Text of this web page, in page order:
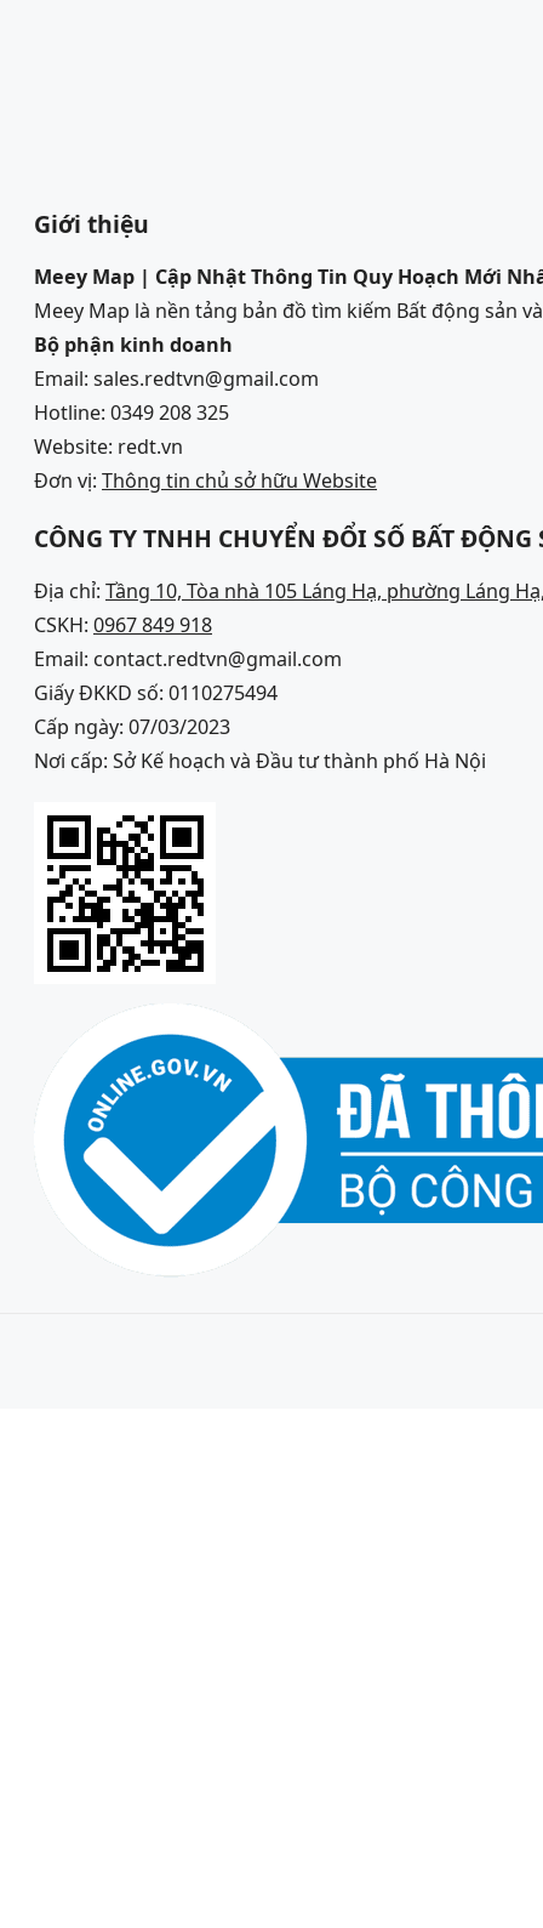
Giới thiệu
Meey Map | Cập Nhật Thông Tin Quy Hoạch Mới
Meey Map là nền tảng bản đồ tìm kiếm Bất động sản
Bộ phận kinh doanh
Email: sales.redtvn@gmail.com
Hotline: 0349 208 325
Website: redt.vn
Đơn vị: Thông tin chủ sở hữu Website
CÔNG TY TNHH CHUYỂN ĐỔI SỐ BẤT ĐỘNG
Địa chỉ: Tầng 10, Tòa nhà 105 Láng Hạ, phường Láng
CSKH: 0967 849 918
Email: contact.redtvn@gmail.com
Giấy ĐKKD số: 0110275494
Cấp ngày: 07/03/2023
Nơi cấp: Sở Kế hoạch và Đầu tư thành phố Hà Nội